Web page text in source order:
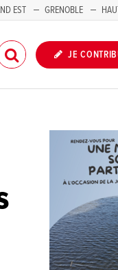
EST GRENOBLE
JE